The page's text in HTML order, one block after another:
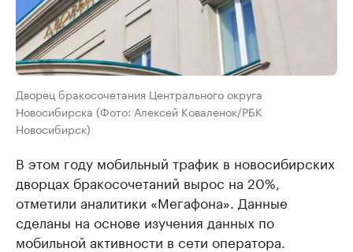
Дворец бракосочетания Центрального округа
Новосибирска (Фото: Алексей Коваленок/РБК
Новосибирск)
В этом году мобильный трафик в новосибирских
дворцах бракосочетаний вырос на 20%,
отметили аналитики «Мегафона». Данные
сделаны на основе изучения данных по
мобильной активности в сети оператора.